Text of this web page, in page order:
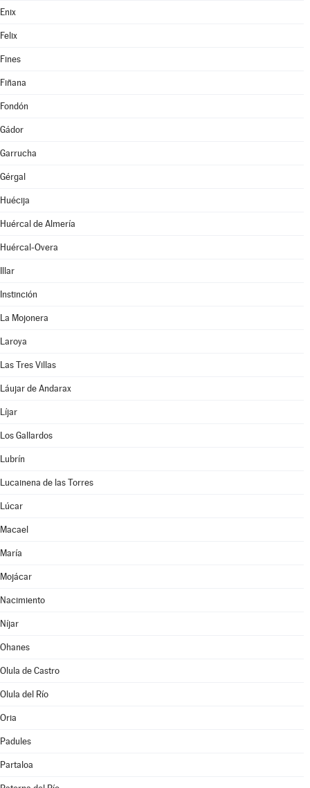
Enix
Felix
Fines
Fiñana
Fondón
Gádor
Garrucha
Gérgal
Huécija
Huércal de Almería
Huércal-Overa
Illar
Instinción
La Mojonera
Laroya
Las Tres Villas
Láujar de Andarax
Líjar
Los Gallardos
Lubrín
Lucainena de las Torres
Lúcar
Macael
María
Mojácar
Nacimiento
Níjar
Ohanes
Olula de Castro
Olula del Río
Oria
Padules
Partaloa